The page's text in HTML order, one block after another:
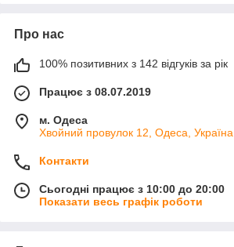
Про нас
100% позитивних з 142 відгуків за рік
Працює з 08.07.2019
м. Одеса
Хвойний провулок 12, Одеса, Україна
Контакти
Сьогодні працює з 10:00 до 20:00
Показати весь графік роботи